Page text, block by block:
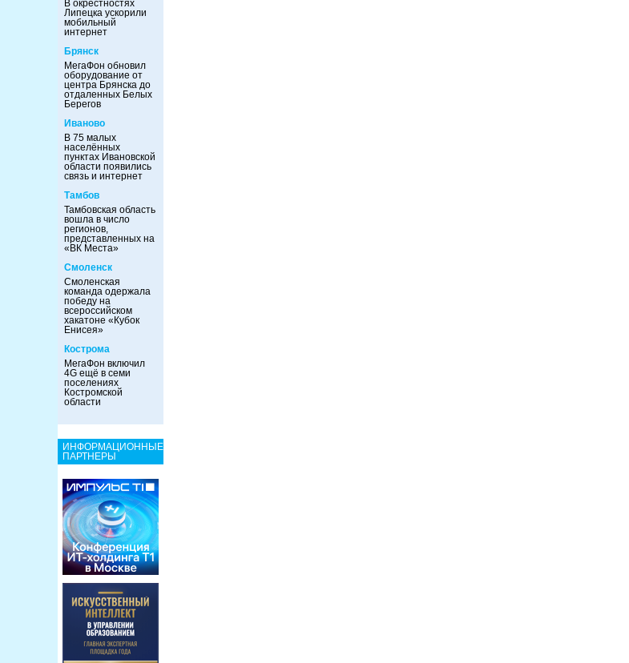
В окрестностях
Липецка ускорили
мобильный
интернет
Брянск
МегаФон обновил
оборудование от
центра Брянска до
отдаленных Белых
Берегов
Иваново
В 75 малых
населённых
пунктах Ивановской
области появились
связь и интернет
Тамбов
Тамбовская область
вошла в число
регионов,
представленных на
«ВК Места»
Смоленск
Смоленская
команда одержала
победу на
всероссийском
хакатоне «Кубок
Енисея»
Кострома
МегаФон включил
4G ещё в семи
поселениях
Костромской
области
ИНФОРМАЦИОННЫЕ
ПАРТНЕРЫ